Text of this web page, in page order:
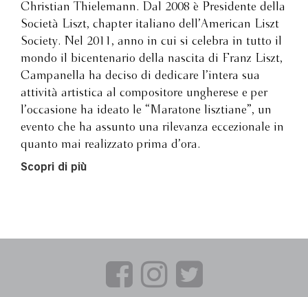
Christian Thielemann. Dal 2008 è Presidente della
Società Liszt, chapter italiano dell’American Liszt
Society. Nel 2011, anno in cui si celebra in tutto il
mondo il bicentenario della nascita di Franz Liszt,
Campanella ha deciso di dedicare l’intera sua
attività artistica al compositore ungherese e per
l’occasione ha ideato le “Maratone lisztiane”, un
evento che ha assunto una rilevanza eccezionale in
quanto mai realizzato prima d’ora.
Scopri di più